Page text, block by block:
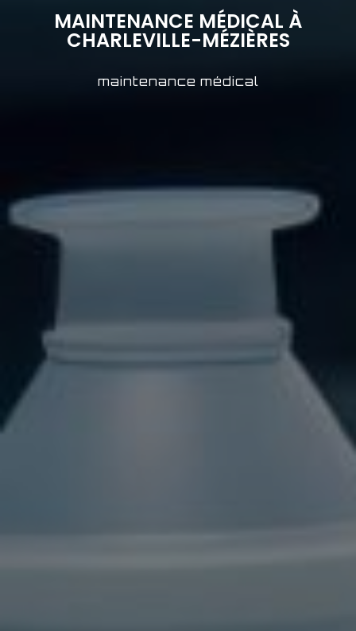
MAINTENANCE MÉDICAL À
CHARLEVILLE-MÉZIÈRES
maintenance médical